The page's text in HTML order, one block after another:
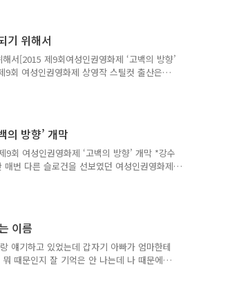
니다. '고백의 방향'을 주제로 한 제9회 여성인
. 지금 시작합니다. - 기자 말 * 필자 이미영은
회 여성인권영화제 상영작 스틸컷 지난 2015
교황청과 미국 여성수도자 대표기구인 ..
기 위해서
서[2015 제9회여성인권영화제 ‘고백의 방향’
회 여성인권영화제 상영작 스틸컷 출산은
른 ‘나'를 만나는 과정인 걸까. 친정엄마를 비
기해주었지만, 소중한 이들의 격려에도 불구하
다. 물론 임신 테스트기에 두 줄이 떴을 때
간 공들여 아기를 맞을 준비를 했다고 해서
어지는 건 아니었다. 의 주인공인 올리비아 역
의 방향’ 개막
9회 여성인권영화제 ‘고백의 방향’ 개막 *강수
번 다른 슬로건을 선보였던 여성인권영화제
로 찾아왔다. 말하기는 목소리로만 하는 게
리 댄스 프로젝트(명지혜, 이민숙)의 춤 공연
7시, 서울시 종로구 서울극장에서 제9회 여성
개국 29편의 영화를 상영하게 될 여성인권영
원장은 ‘전화로, 이메일로, 맨얼굴로 전해
이름
얘기하고 있었는데 갑자기 아빠가 엄마한테
때문인지 잘 기억은 안 나는데 나 때문에
에게 말했다. 당시 중학생이었던 나는 아직
있을 정도로 놀랐지만 그게 어떤 의미인지,